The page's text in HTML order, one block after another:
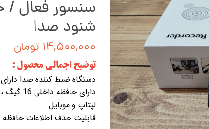
شنود صدا
۱۴,۵۰۰,۰۰۰ تومان
توضیح اجمالی محصول :
دستگاه ضبط کننده صدا
دارای
لپتاپ و موبایل
قابلیت حذف اطلاعات حافظه